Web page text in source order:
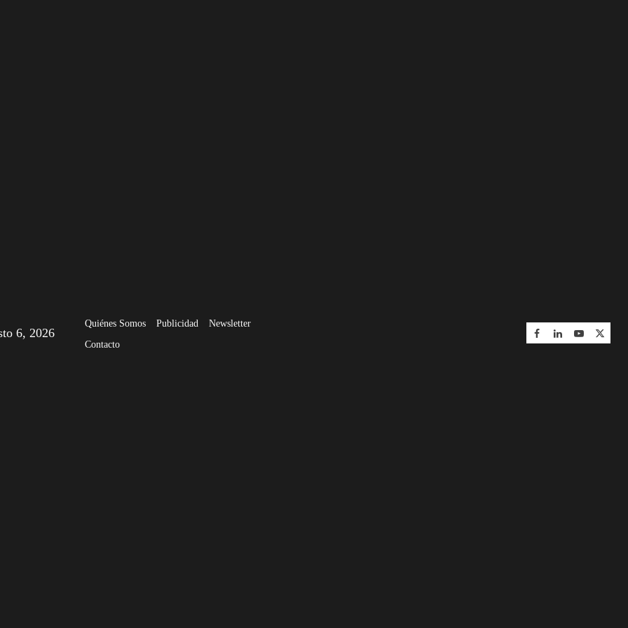
6, 2026
Quiénes Somos Publicidad
Newsletter
Contacto